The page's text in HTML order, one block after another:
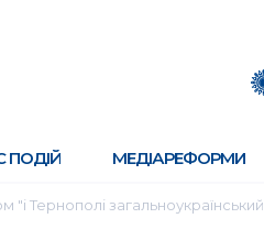
ПОДІЙ МЕДІАРЕФОРМИ
"і Тернополі